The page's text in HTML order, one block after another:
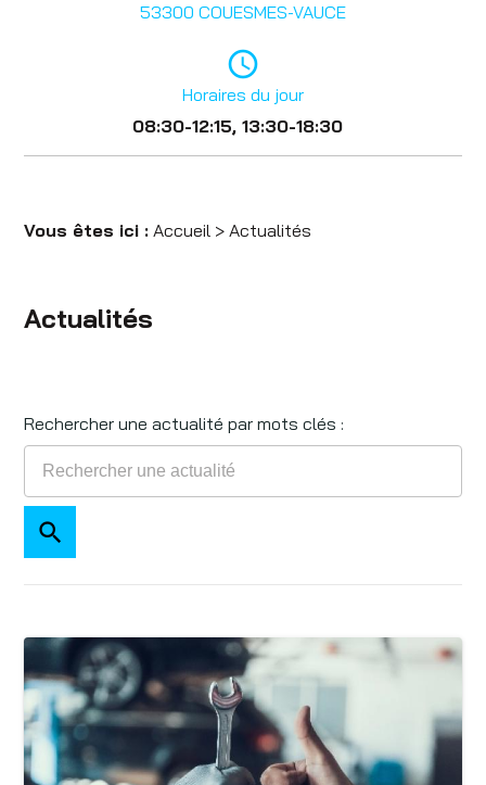
53300 COUESMES-VAUCE
access_time
Horaires du jour
08:30-12:15, 13:30-18:30
Vous êtes ici : Accueil > Actualités
Actualités
Rechercher une actualité par mots clés :